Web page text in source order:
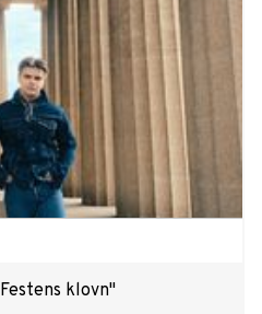
ble filmet i New York,
Park, hvor Lorde overrasket
tidligere denne uken. “What
på en ny æra for Lorde.
at de kommer med nytt
tittelen I quit og inneholder
“Everybody’s
den nye singelen “Down To
deres Women In Music Pt III
fra Doncaster i
gitt ut tre album og
klovn"